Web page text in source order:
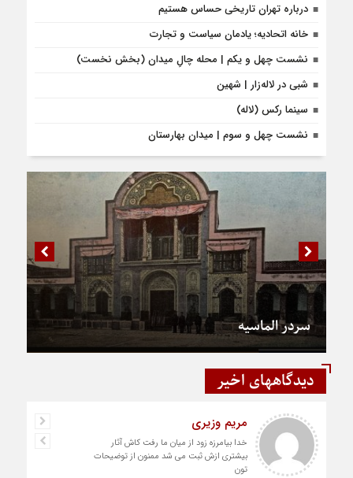
درباره تهران تاریخی حساس هستیم
خانه اتحادیه؛ یادمان سیاست و تجارت
نشست چهل و یکم | محله چالِ میدان (بخش نخست)
شبی در لاله‌زار | شهین
سینما رکس (لاله)
نشست چهل و سوم | میدان بهارستان
سردر الماسیه
دیدگاههای اخیر
مریم وزیری
خدا بیامرزه زود از میان ما رفت کاش آثار
بیشتری ازش ثبت می شد ممنون از توضیحات
تون